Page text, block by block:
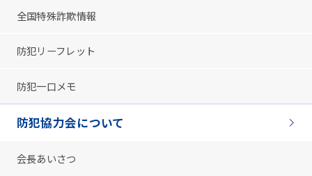
全国特殊詐欺情報
防犯リーフレット
防犯一口メモ
防犯協力会について
会長あいさつ